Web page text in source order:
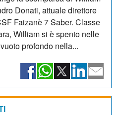
Donati, attuale direttore
Faizanè 7 Saber. Classe
William si è spento nelle
profondo nella...